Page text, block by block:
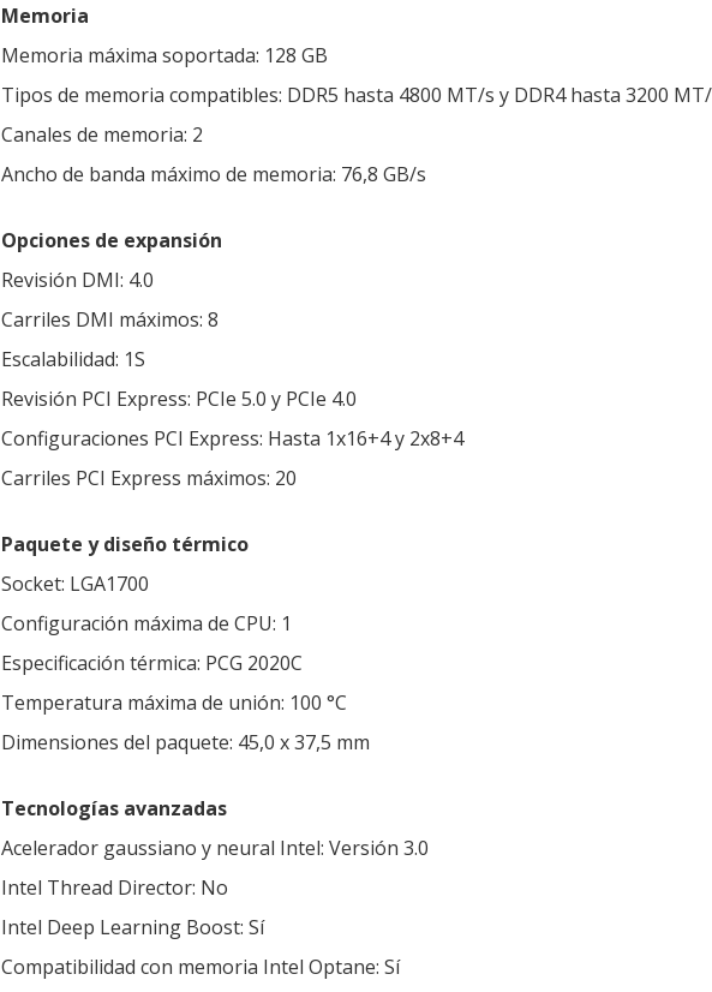
Memoria
Memoria máxima soportada: 128 GB
Tipos de memoria compatibles: DDR5 hasta 4800 MT/s y DDR4 hasta 3200
Canales de memoria: 2
Ancho de banda máximo de memoria: 76,8 GB/s
Opciones de expansión
Revisión DMI: 4.0
Carriles DMI máximos: 8
Escalabilidad: 1S
Revisión PCI Express: PCIe 5.0 y PCIe 4.0
Configuraciones PCI Express: Hasta 1x16+4 y 2x8+4
Carriles PCI Express máximos: 20
Paquete y diseño térmico
Socket: LGA1700
Configuración máxima de CPU: 1
Especificación térmica: PCG 2020C
Temperatura máxima de unión: 100 °C
Dimensiones del paquete: 45,0 x 37,5 mm
Tecnologías avanzadas
Acelerador gaussiano y neural Intel: Versión 3.0
Intel Thread Director: No
Intel Deep Learning Boost: Sí
Compatibilidad con memoria Intel Optane: Sí